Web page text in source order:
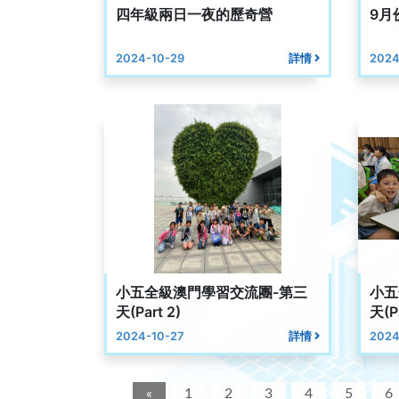
四年級兩日一夜的歷奇營
2024-10-29 詳情
9月
小五全級澳門學習交流團-第三
天(Part 2)
2024-10-27 詳情
小
天
« 1 2 3 4 5 6